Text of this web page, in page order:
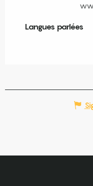
Langues parlées
Langues parlées